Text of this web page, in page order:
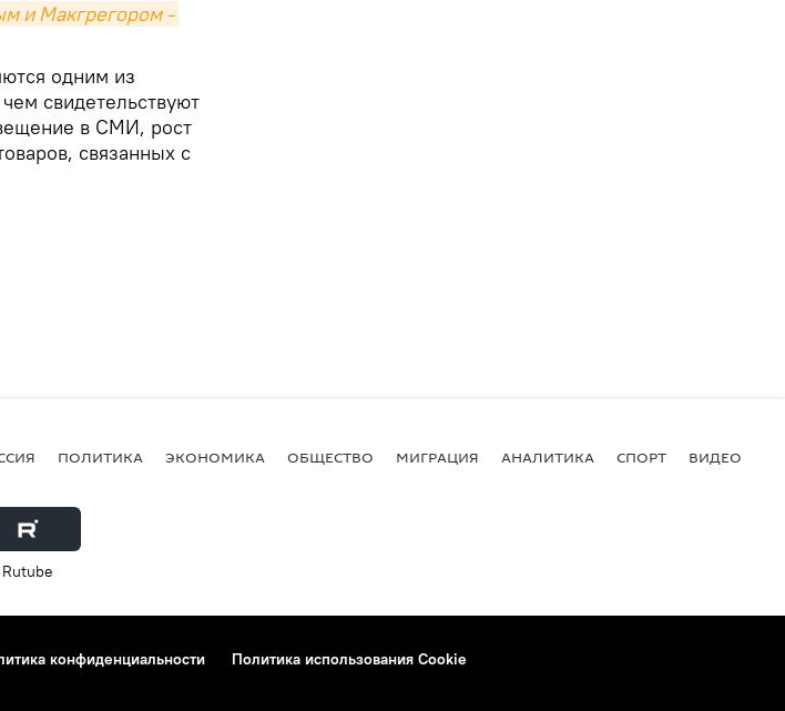
и Макгрегором -
одним из
свидетельствуют
в СМИ, рост
связанных с
ПОЛИТИКА ЭКОНОМИКА ОБЩЕСТВО МИГРАЦИЯ АНАЛИТИКА СПОРТ ВИДЕО
Rutube
конфиденциальности
Политика использования Cookie